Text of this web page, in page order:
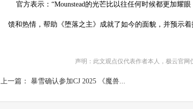
官方表示：“Mounstead的光芒比以往任何时候都更加耀
馈和热情，帮助《堕落之主》成就了如今的面貌，并预示
声明：此文观点仅代表作者本人，极云官网
上一篇： 暴雪确认参加CJ 2025 《魔兽...